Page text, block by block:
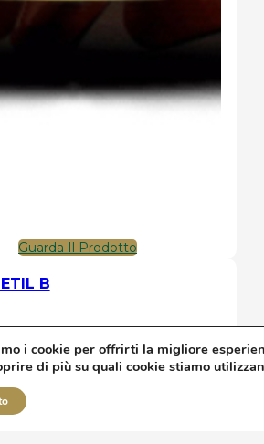
Guarda Il Prodotto
B
i cookie per offrirti la migliore
di più su quali cookie stiamo